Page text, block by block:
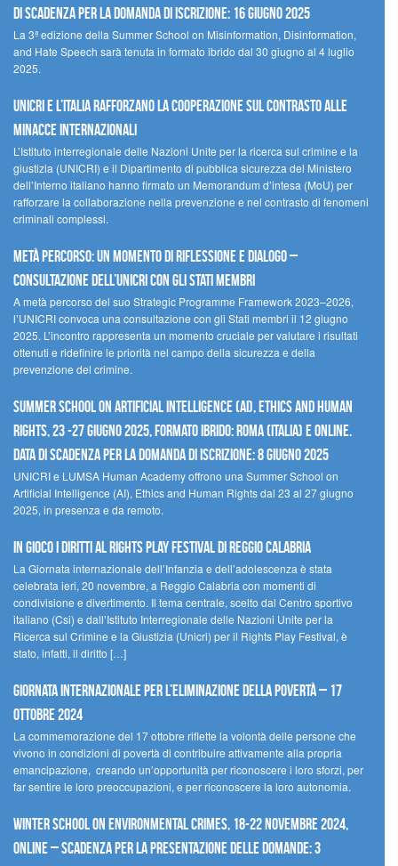
di scadenza per la domanda di iscrizione: 16 giugno 2025
La 3ª edizione della Summer School on Misinformation, Disinformation,
and Hate Speech sarà tenuta in formato ibrido dal 30 giugno al 4 luglio
2025.
UNICRI e l’Italia rafforzano la cooperazione sul contrasto alle
minacce internazionali
L’Istituto interregionale delle Nazioni Unite per la ricerca sul crimine e la
giustizia (UNICRI) e il Dipartimento di pubblica sicurezza del Ministero
dell’Interno italiano hanno firmato un Memorandum d’intesa (MoU) per
rafforzare la collaborazione nella prevenzione e nel contrasto di fenomeni
criminali complessi.
Metà percorso: un momento di riflessione e dialogo –
Consultazione dell’UNICRI con gli Stati membri
A metà percorso del suo Strategic Programme Framework 2023–2026,
l’UNICRI convoca una consultazione con gli Stati membri il 12 giugno
2025. L’incontro rappresenta un momento cruciale per valutare i risultati
ottenuti e ridefinire le priorità nel campo della sicurezza e della
prevenzione del crimine.
Summer School on Artificial Intelligence (AI), Ethics and Human
Rights, 23 -27 giugno 2025, Formato Ibrido: Roma (Italia) e online.
Data di scadenza per la domanda di iscrizione: 8 giugno 2025
UNICRI e LUMSA Human Academy offrono una Summer School on
Artificial Intelligence (AI), Ethics and Human Rights dal 23 al 27 giugno
2025, in presenza e da remoto.
In gioco i diritti al Rights Play Festival di Reggio Calabria
La Giornata internazionale dell’Infanzia e dell’adolescenza è stata
celebrata ieri, 20 novembre, a Reggio Calabria con momenti di
condivisione e divertimento. Il tema centrale, scelto dal Centro sportivo
italiano (Csi) e dall’Istituto Interregionale delle Nazioni Unite per la
Ricerca sul Crimine e la Giustizia (Unicri) per il Rights Play Festival, è
stato, infatti, il diritto […]
Giornata internazionale per l’eliminazione della povertà – 17
ottobre 2024
La commemorazione del 17 ottobre riflette la volontà delle persone che
vivono in condizioni di povertà di contribuire attivamente alla propria
emancipazione, creando un’opportunità per riconoscere i loro sforzi, per
far sentire le loro preoccupazioni, e per riconoscere la loro autonomia.
Winter School on Environmental Crimes, 18-22 novembre 2024,
Online – Scadenza per la presentazione delle domande: 3